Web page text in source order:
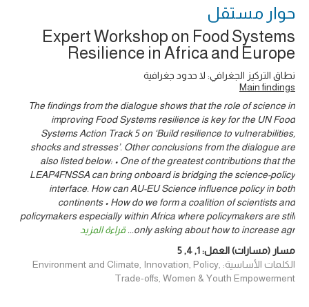
حوار ‎مستقل
Expert Workshop on Food Systems
Resilience in Africa and Europe
نطاق التركيز الجغرافي: لا حدود جغرافية
Main findings
The findings from the dialogue shows that the role of science in
improving Food Systems resilience is key for the UN Food
Systems Action Track 5 on ‘Build resilience to vulnerabilities,
shocks and stresses’. Other conclusions from the dialogue are
also listed below: • One of the greatest contributions that the
LEAP4FNSSA can bring onboard is bridging the science-policy
interface. How can AU-EU Science influence policy in both
continents • How do we form a coalition of scientists and
policymakers especially within Africa where policymakers are still
only asking about how to increase agr
... قراءة المزيد
مسار (مسارات) العمل:1
,
4
,
5
الكلمات الأساسية: Environment and Climate, Innovation, Policy,
Trade-offs, Women & Youth Empowerment